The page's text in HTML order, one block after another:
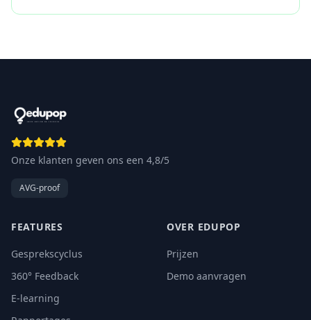
Onze klanten geven ons een 4,8/5
AVG-proof
FEATURES
Gesprekscyclus
360° Feedback
E-learning
OVER EDUPOP
Prijzen
Demo aanvragen